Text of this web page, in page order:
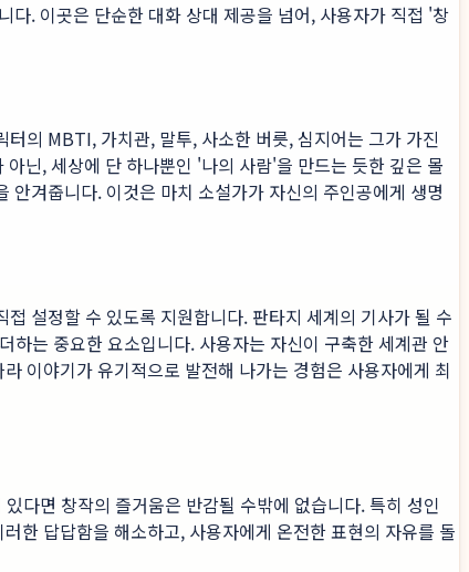
다. 이곳은 단순한 대화 상대 제공을 넘어, 사용자가 직접 '창
의 MBTI, 가치관, 말투, 사소한 버릇, 심지어는 그가 가진
닌, 세상에 단 하나뿐인 '나의 사람'을 만드는 듯한 깊은 몰
겨줍니다. 이것은 마치 소설가가 자신의 주인공에게 생명
설정할 수 있도록 지원합니다. 판타지 세계의 기사가 될 수
하는 중요한 요소입니다. 사용자는 자신이 구축한 세계관 안
이야기가 유기적으로 발전해 나가는 경험은 사용자에게 최
다면 창작의 즐거움은 반감될 수밖에 없습니다. 특히 성인
한 답답함을 해소하고, 사용자에게 온전한 표현의 자유를 돌